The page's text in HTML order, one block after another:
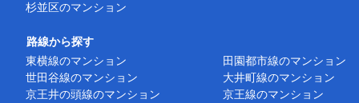
杉並区のマンション
路線から探す
東横線のマンション
田園都市線のマンション
世田谷線のマンション
大井町線のマンション
京王井の頭線のマンション
京王線のマンション